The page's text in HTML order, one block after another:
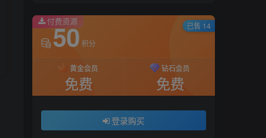
付费资源
50积分
黄金会员
免费
钻石会员
免费
登录购买
已售 14